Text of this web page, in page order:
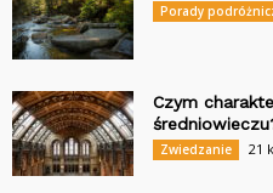
Porady
Czym
Zwiedzanie 21